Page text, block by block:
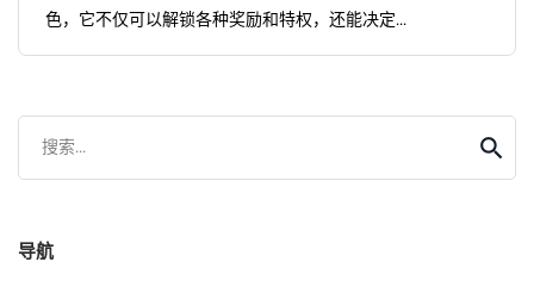
色，它不仅可以解锁各种奖励和特权，还能决定...
搜索...
导航